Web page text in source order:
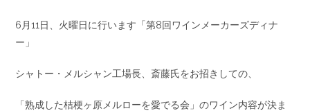
6月11日、火曜日に行います「第8回ワインメーカーズディナ
ー」
シャトー・メルシャン工場長、斎藤氏をお招きしての、
「熟成した桔梗ヶ原メルローを愛でる会」のワイン内容が決ま